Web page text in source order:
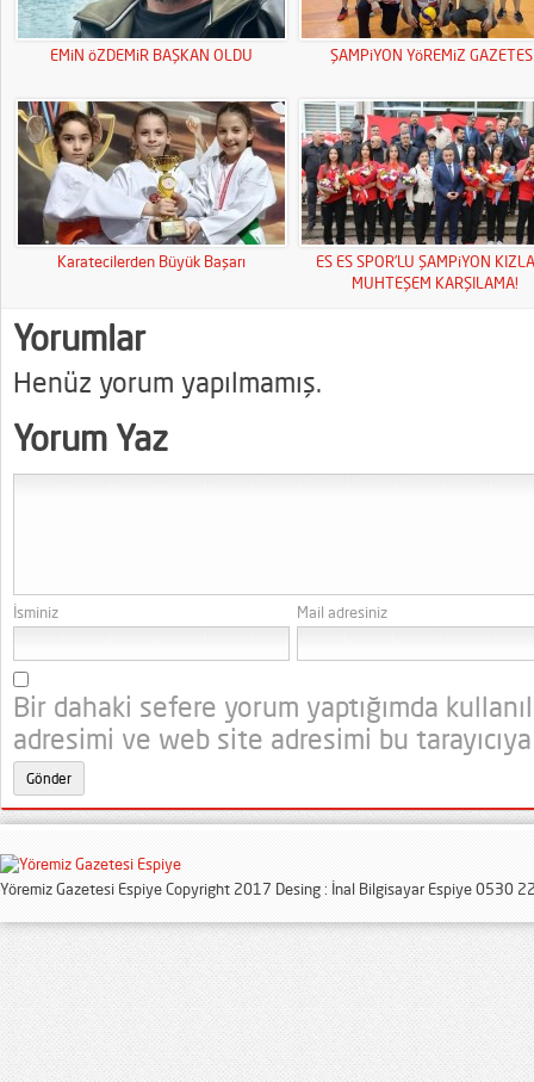
EMiN öZDEMiR BAŞKAN OLDU ŞAMPiYON YöREMiZ
Karatecilerden Büyük Başarı
ES ES SPOR’LU ŞAMPiYON
MUHTEŞEM KARŞILAMA!
Yorumlar
Henüz yorum yapılmamış.
Yorum Yaz
İsminiz Mail adresiniz
Bir dahaki sefere yorum yaptığımda
adresimi ve web site adresimi bu
Yöremiz Gazetesi Espiye Copyright 2017 Desing : İnal Bilgisayar Espiye 0530